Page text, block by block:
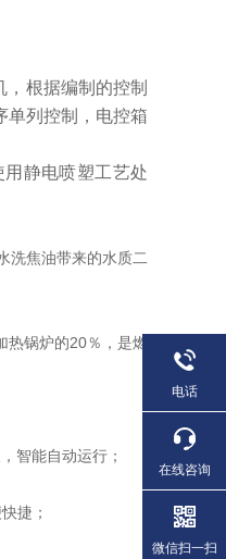
根据编制的控制
单列控制，电控箱
静电喷塑工艺处
洗焦油带来的水质二
锅炉的20％，是燃
智能自动运行；
捷；
电话
在线咨询
微信扫一扫